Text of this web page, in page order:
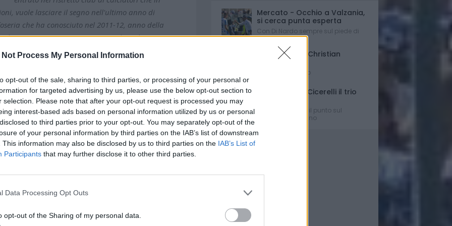
Not Process My Personal Information
opt-out of the sale, sharing to third parties, or processing of your personal or
for targeted advertising by us, please use the below opt-out section to
selection. Please note that after your opt-out request is processed you may
interest-based ads based on personal information utilized by us or personal
to third parties prior to your opt-out. You may separately opt-out of the
of your personal information by third parties on the IAB’s list of downstream
This information may also be disclosed by us to third parties on the IAB’s List of
Participants that may further disclose it to other third parties.
Data Processing Opt Outs
opt-out of the Sharing of my personal data.
vuole lasciare il segno nell'ultimo anno di
che ha conosciuto nel 2011-12, anno della
l'anno scorso tornare a gremire gli spalti
(condite da 8 gol e 3 assist) è già nella Top 30
(141) e potrebbe presto scavalcare leggende
Brugman (170).Vivarini ha già allenato Brosco a
(4 gol) e lo ha voluto in squadra 2 anni dopo
lo avrebbe voluto anche a Bari nel 2019 e
salvezza. Con la difesa 3, quella sulla quale verrà
a dare il meglio come centrale, ma finora -
come puntello sul centrodestra, dando comunque
dati problemi fisici che ne hanno minato la
quelli di una volta. Ma per leadership, capacità di
palle inattive offensive. Gaetano Letizia è un jolly
Foggia è stato fortemente voluto ancora in riva
a un piano inferiore del calcio italiano, ha fatto
Alessandro Plizzari a parte, che proprio nel
Mercato - Occhio a Valzania,
si cerca punta esperta
Con Di Nardo sempre sul piede di
partenza...
Triennale per Christian
D'Errico
Contratto firmato
Russo-Parigi-Cicerelli il trio
Ipotesi e rumors: il punto sul
mercato del Delfino